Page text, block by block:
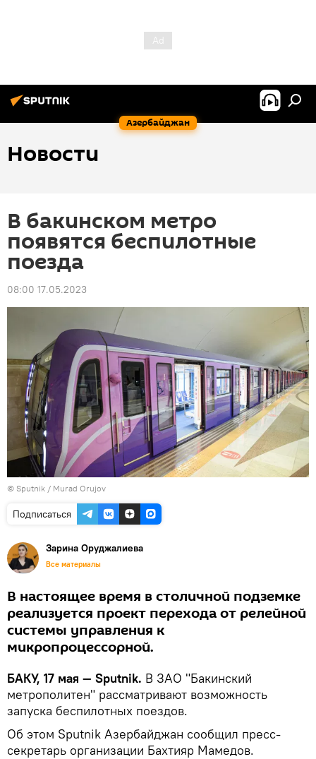
Азербайджан
Новости
В бакинском метро
появятся беспилотные
поезда
08:00 17.05.2023
© Sputnik / Murad Orujov
Подписаться
Зарина Оруджалиева
Все материалы
В настоящее время в столичной подземке
реализуется проект перехода от релейной
системы управления к
микропроцессорной.
БАКУ, 17 мая — Sputnik. В ЗАО "Бакинский
метрополитен" рассматривают возможность
запуска беспилотных поездов.
Об этом Sputnik Азербайджан сообщил пресс-
секретарь организации Бахтияр Мамедов.